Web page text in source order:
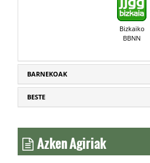
Bizkaiko
BBNN
BARNEKOAK
BESTE
Azken Agiriak